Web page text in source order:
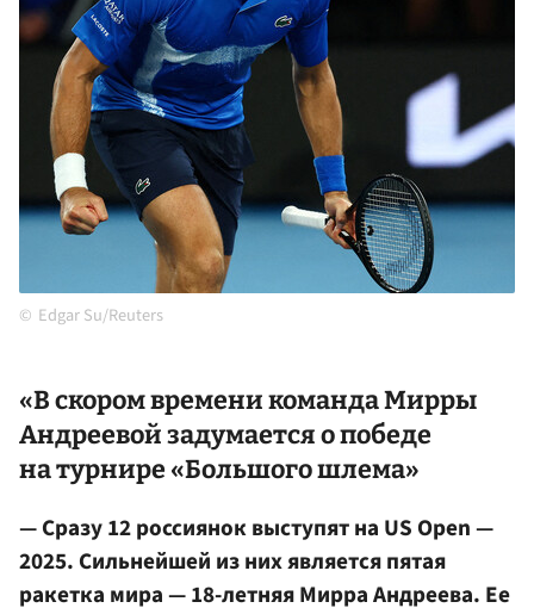
Edgar Su/Reuters
«В скором времени команда Мирры
Андреевой задумается о победе
на турнире «Большого шлема»
— Сразу 12 россиянок выступят на US Open —
2025. Сильнейшей из них является пятая
ракетка мира — 18-летняя Мирра Андреева. Ее